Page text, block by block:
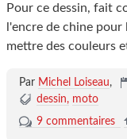
Pour ce dessin, fait
l'encre de chine
mettre des couleurs
Par Michel Loiseau,
dessin
moto
9 commentaires